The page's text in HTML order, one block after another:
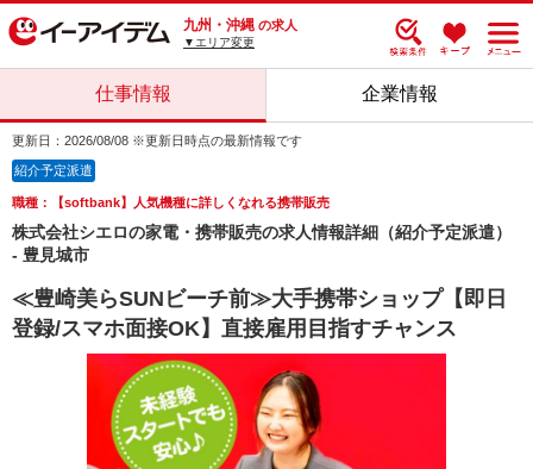
九州・沖縄 の求人
▼エリア変更
仕事情報 企業情報
更新日：2026/08/08 ※更新日時点の最新情報です
紹介予定派遣
職種：【softbank】人気機種に詳しくなれる携帯販売
株式会社シエロの家電・携帯販売の求人情報詳細（紹介予定派遣）
- 豊見城市
≪豊崎美らSUNビーチ前≫大手携帯ショップ【即日
登録/スマホ面接OK】直接雇用目指すチャンス